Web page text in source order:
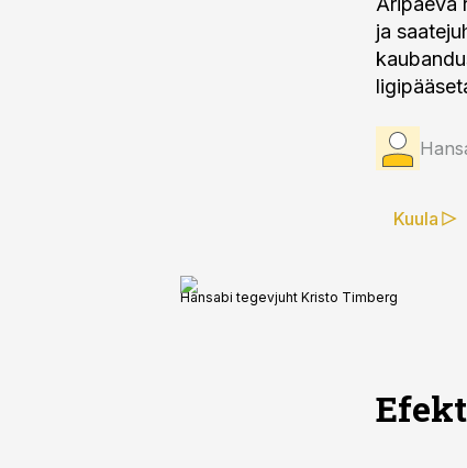
ja
Kuula
Hansabi tegevjuht Kristo Timberg